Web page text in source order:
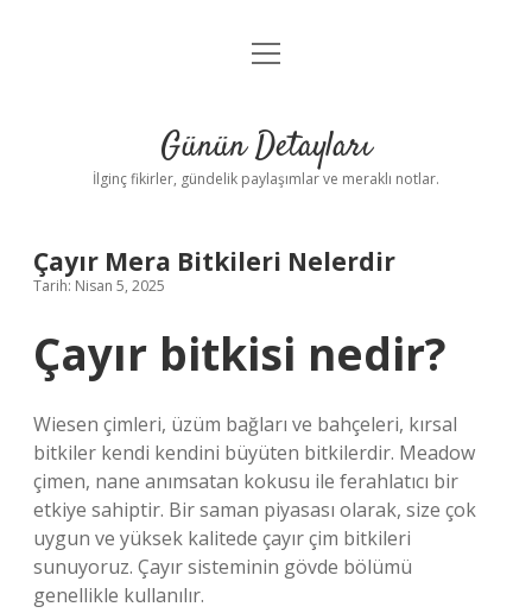
Gizlilik Politikası
Yasal Uyarı
menüyü
Günün Detayları
İlginç fikirler, gündelik paylaşımlar ve meraklı notlar.
Çayır Mera Bitkileri Nelerdir
Tarih: Nisan 5, 2025
Çayır bitkisi nedir?
Wiesen çimleri, üzüm bağları ve bahçeleri, kırsal
bitkiler kendi kendini büyüten bitkilerdir. Meadow
çimen, nane anımsatan kokusu ile ferahlatıcı bir
etkiye sahiptir. Bir saman piyasası olarak, size çok
uygun ve yüksek kalitede çayır çim bitkileri
sunuyoruz. Çayır sisteminin gövde bölümü
genellikle kullanılır.